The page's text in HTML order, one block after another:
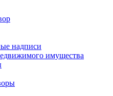
надписи
имущества